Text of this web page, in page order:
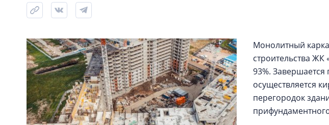
Монолитный
строительства ЖК
93%. Завершается
осуществляется
перегородок